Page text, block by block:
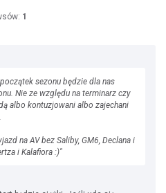
1
sezonu będzie dla nas
Nie ze względu na terminarz czy
albo kontuzjowani albo zajechani
na AV bez Saliby, GM6, Declana i
i Kalafiora :)"